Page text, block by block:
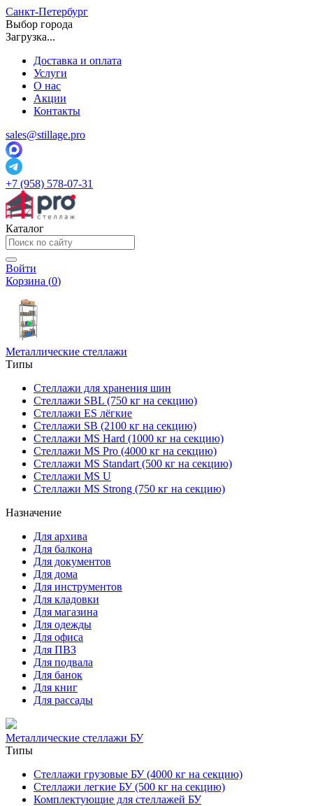
Санкт-Петербург
Выбор города
Загрузка...
Доставка и оплата
Услуги
О нас
Акции
Контакты
sales@stillage.pro
+7 (958) 578-07-31
Каталог
Войти
Корзина (0)
Металлические стеллажи
Типы
Стеллажи для хранения шин
Стеллажи SBL (750 кг на секцию)
Стеллажи ES лёгкие
Стеллажи SB (2100 кг на секцию)
Стеллажи MS Hard (1000 кг на секцию)
Стеллажи MS Pro (4000 кг на секцию)
Стеллажи MS Standart (500 кг на секцию)
Стеллажи MS U
Стеллажи MS Strong (750 кг на секцию)
Назначение
Для архива
Для балкона
Для документов
Для дома
Для инструментов
Для кладовки
Для магазина
Для одежды
Для офиса
Для ПВЗ
Для подвала
Для банок
Для книг
Для рассады
Металлические стеллажи БУ
Типы
Стеллажи грузовые БУ (4000 кг на секцию)
Стеллажи легкие БУ (500 кг на секцию)
Комплектующие для стеллажей БУ